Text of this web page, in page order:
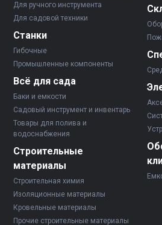
Для ручного инструмента
Для садовой техники
Станки
Гибочные
Промышленные компоненты
Всё для сада
Баки и емкости
Садовый инструмент и инвентарь
Товары для полива и
водоснабжения
Строительные
материалы
Строительная химия
Изоляционные материалы
Кровельные материалы
Прочие строительные материалы